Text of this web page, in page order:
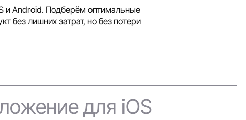
и Android. Подберём оптимальные
без лишних затрат, но без потери
для iOS